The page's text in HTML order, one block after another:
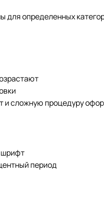
для определенных
и сложную процедуру
шрифт
период